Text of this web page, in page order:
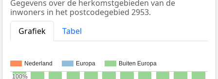
Gegevens over de herkomstgebieden van de
inwoners in het postcodegebied 2953.
Grafiek
Tabel
Nederland Europa Buiten Europa
100%
100%